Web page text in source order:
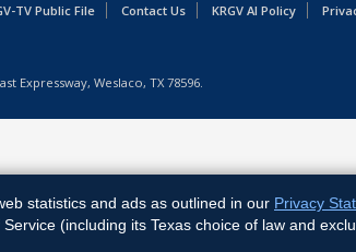
TV Public File Contact Us KRGV AI Policy
Expressway, Weslaco, TX 78596.
statistics and ads as outlined in our Privacy
(including its Texas choice of law and